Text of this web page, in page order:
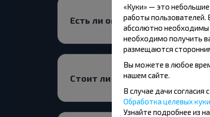
Есть ли ограничения на
Стоит ли искать билет Пинск-
«Куки» — это
работы пользователей.
абсолютно необходимы
необходимо получить
размещаются
Вы можете в любое
нашем сайте.
В случае дачи
Обработка целевых куки
Узнайте подробнее из